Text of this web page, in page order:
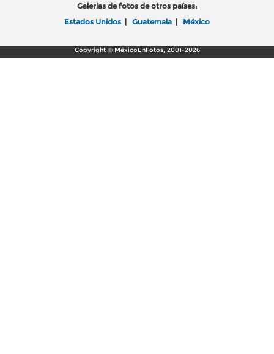
Galerías de fotos de otros países:
Estados Unidos | Guatemala | México
Copyright © MéxicoEnFotos, 2001-2026